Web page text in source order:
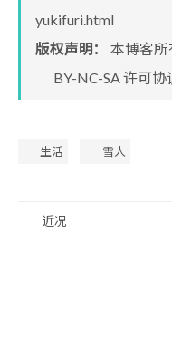
yukifuri.html
版权声明： 本博客
BY-NC-SA许可协
生活 雪人
近况